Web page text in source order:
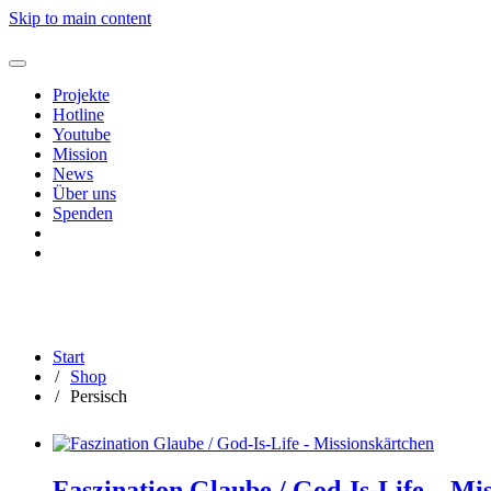
Skip to main content
Projekte
Hotline
Youtube
Mission
News
Über uns
Spenden
Warenkorb
Start
Shop
Persisch